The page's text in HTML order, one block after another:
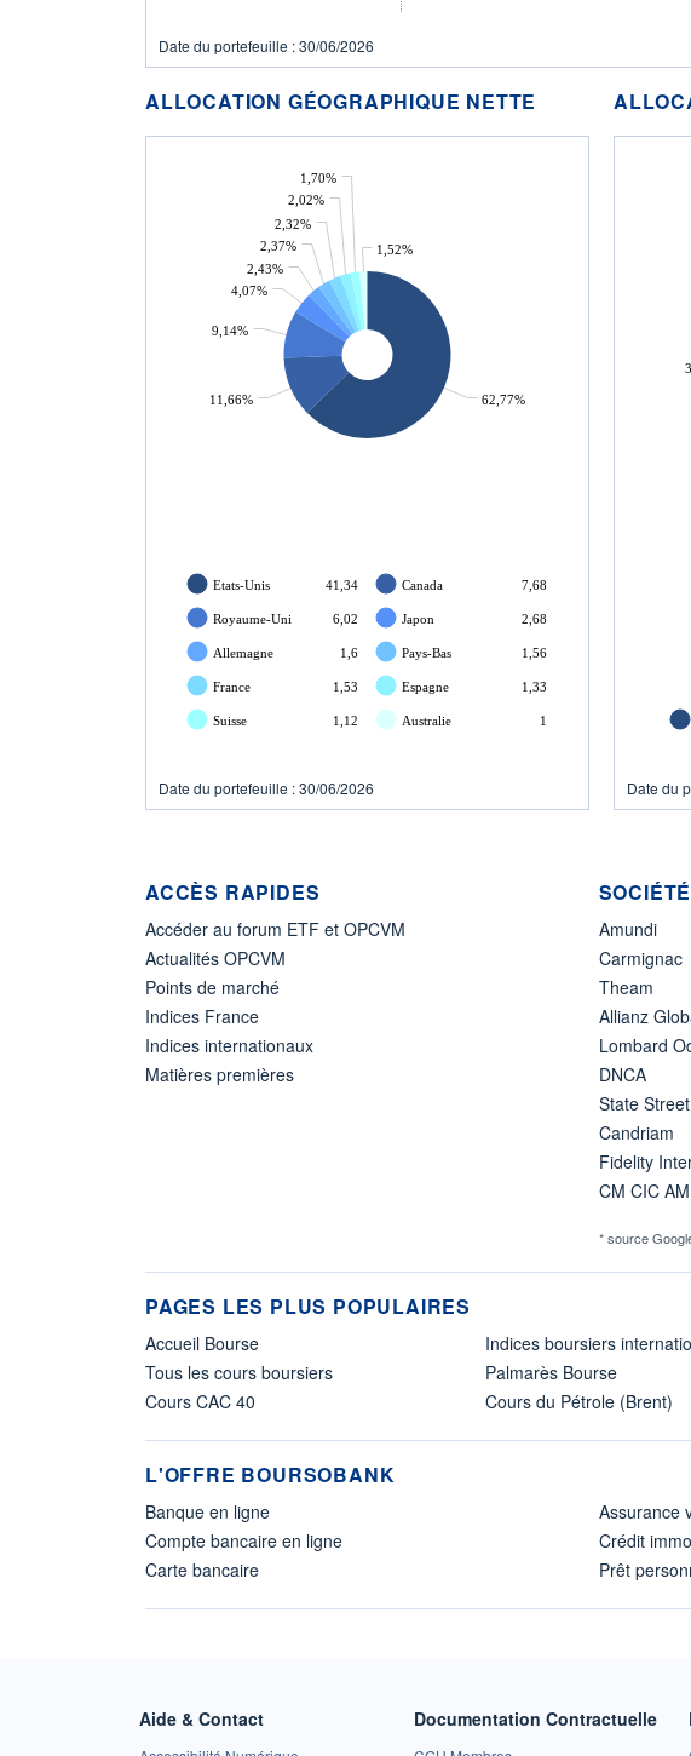
Date du portefeuille : 30/06/2026
ALLOCATION GÉOGRAPHIQUE NETTE
62,77%
11,66%
9,14%
4,07%
2,43%
2,37%
2,32%
2,02%
1,70%
1,52%
Etats-Unis 41,34 Canada 7,68
Royaume-Uni 6,02 Japon 2,68
Allemagne 1,6 Pays-Bas 1,56
France 1,53 Espagne 1,33
Suisse 1,12 Australie 1
Date du portefeuille : 30/06/2026 Date du
ACCÈS RAPIDES
Accéder au forum ETF et OPCVM
Actualités OPCVM
Points de marché
Indices France
Indices internationaux
Matières premières
Amundi
Carmignac
Theam
Allianz
Lombard
DNCA
State
Candriam
Fidelity
CM CIC AM
* source
PAGES LES PLUS POPULAIRES
Accueil Bourse
Tous les cours boursiers
Cours CAC 40
Indices boursiers
Palmarès Bourse
Cours du Pétrole (Brent)
L'OFFRE BOURSOBANK
Banque en ligne
Compte bancaire en ligne
Carte bancaire
Assurance
Crédit
Prêt
Aide & Contact Documentation Contractuelle